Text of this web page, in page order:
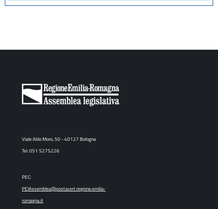
Viale Aldo Moro, 50 - 40127 Bologna
Tel. 051 5275226
PEC:
PEIAssemblea@postacert.regione.emilia-
romagna.it